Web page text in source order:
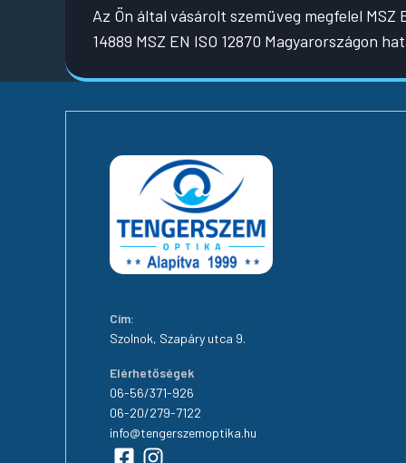
Az Ön által vásárolt szemüveg megfelel MSZ
14889 MSZ EN ISO 12870 Magyarországon
Cím:
Szolnok, Szapáry utca 9.
Elérhetőségek
06-56/371-926
06-20/279-7122
info@tengerszemoptika.hu